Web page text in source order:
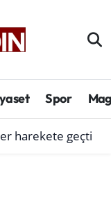
Spor
harekete geçti